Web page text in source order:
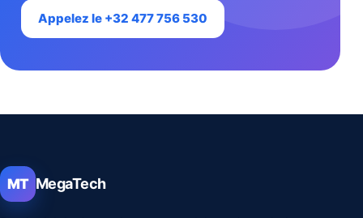
Appelez le +32 477 756 530
MT MegaTech